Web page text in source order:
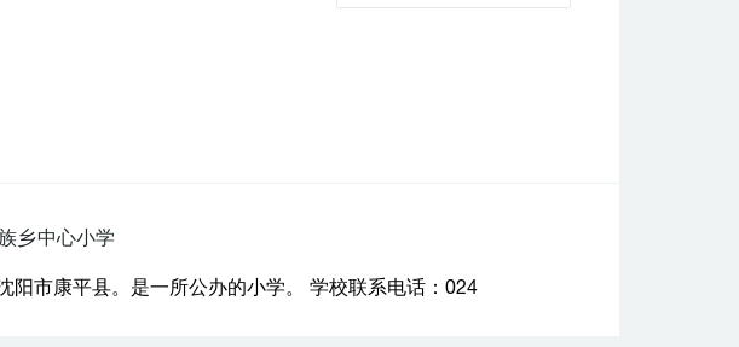
族乡中心小学
阳市康平县。是一所公办的小学。 学校联系电话：024